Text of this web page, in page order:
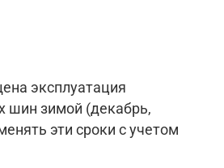
эксплуатация
шин зимой (декабрь,
эти сроки с учетом